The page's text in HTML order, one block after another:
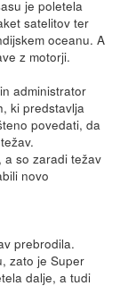
je poletela
satelitov ter
oceanu. A
z motorji.
administrator
ki predstavlja
povedati, da
a so zaradi težav
novo
prebrodila.
zato je Super
dalje, a tudi